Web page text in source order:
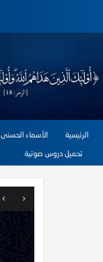
الرئيسية الأسماء الحسنى
تحميل دروس صوتية